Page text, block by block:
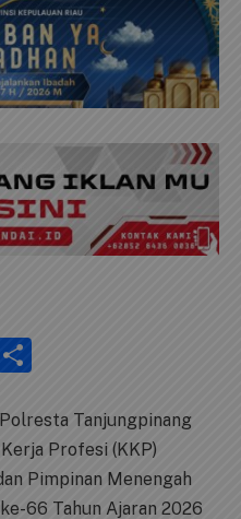
Polresta Tanjungpinang
Profesi (KKP)
Pimpinan Menengah
66 Tahun Ajaran 2026